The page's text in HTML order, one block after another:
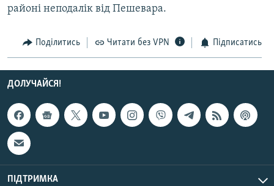
РУС
УКР
КТАТ
ДОЛУЧАЙСЯ!
районі неподалік від Пешевара.
Поділитись Читати без VPN Підписатись
ДОЛУЧАЙСЯ!
ПІДТРИМКА